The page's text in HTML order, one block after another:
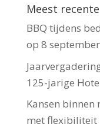
Meest
BBQ tijdens
op 8 september
125-jarige
Kansen binnen
met flexibiliteit